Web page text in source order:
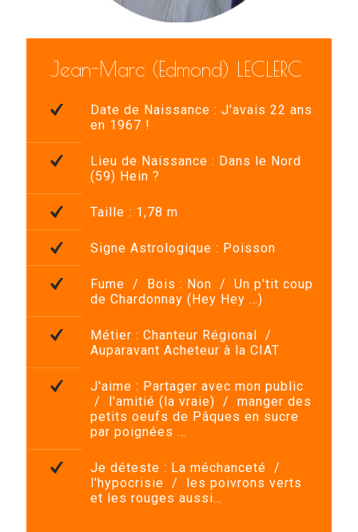
Jean-Marc (Edmond) LECLERC
Date de Naissance : J'avais 22 ans
en 1967 !
Lieu de Naissance : Dans le Nord
(59) Hein ?
Taille : 1,78 m
Signe Astrologique : Poisson
Fume / Bois : Non / Un p'tit coup
de Chardonnay (Hey Hey …)
Métier : Chanteur Régional /
Auparavant Acheteur à la CIAT
J'aime : Partager avec mon public
/ l'amitié (la vraie) / manger des
petits oeufs de Pâques en sucre
par poignées …
Je déteste : La méchanceté /
l'hypocrisie / les poivrons verts
et les rouges aussi…